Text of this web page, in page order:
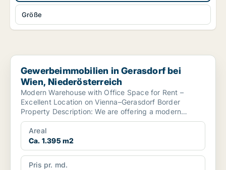
Größe
Gewerbeimmobilien in Gerasdorf bei Wien, Niederösterreich
Gewerbeimmobilien in Gerasdorf bei
Wien, Niederösterreich
Modern Warehouse with Office Space for Rent –
Excellent Location on Vienna–Gerasdorf Border
Property Description: We are offering a modern
warehouse with...
Areal
Ca. 1.395 m2
Pris pr. md.